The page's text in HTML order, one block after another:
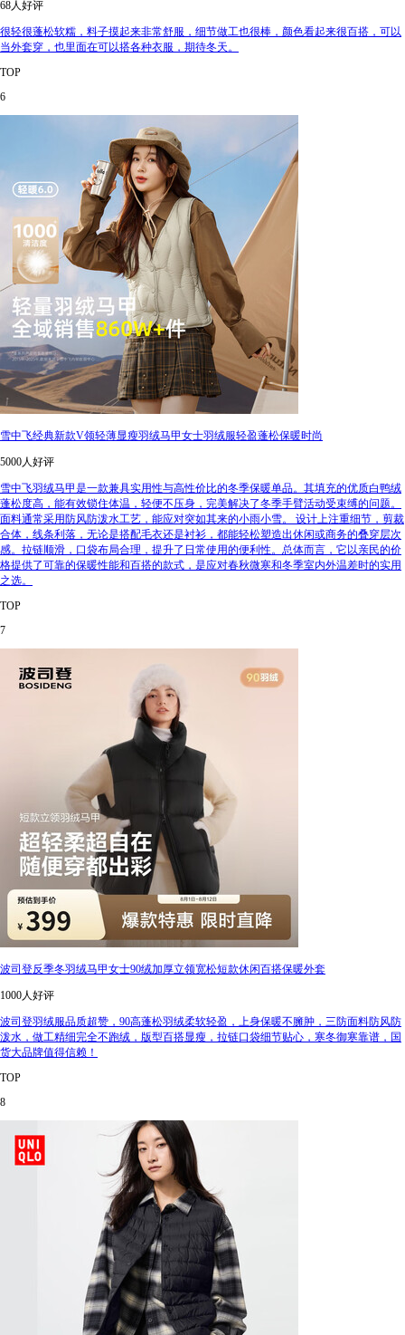
68人好评
很轻很蓬松软糯，料子摸起来非常舒服，细节做工也很棒，颜色看起来很百搭，可以
当外套穿，也里面在可以搭各种衣服，期待冬天。
TOP
6
雪中飞经典新款V领轻薄显瘦羽绒马甲女士羽绒服轻盈蓬松保暖时尚
5000人好评
雪中飞羽绒马甲是一款兼具实用性与高性价比的冬季保暖单品。其填充的优质白鸭绒
蓬松度高，能有效锁住体温，轻便不压身，完美解决了冬季手臂活动受束缚的问题。
面料通常采用防风防泼水工艺，能应对突如其来的小雨小雪。 设计上注重细节，剪裁
合体，线条利落，无论是搭配毛衣还是衬衫，都能轻松塑造出休闲或商务的叠穿层次
感。拉链顺滑，口袋布局合理，提升了日常使用的便利性。总体而言，它以亲民的价
格提供了可靠的保暖性能和百搭的款式，是应对春秋微寒和冬季室内外温差时的实用
之选。
TOP
7
波司登反季冬羽绒马甲女士90绒加厚立领宽松短款休闲百搭保暖外套
1000人好评
波司登羽绒服品质超赞，90高蓬松羽绒柔软轻盈，上身保暖不臃肿，三防面料防风防
泼水，做工精细完全不跑绒，版型百搭显瘦，拉链口袋细节贴心，寒冬御寒靠谱，国
货大品牌值得信赖！
TOP
8